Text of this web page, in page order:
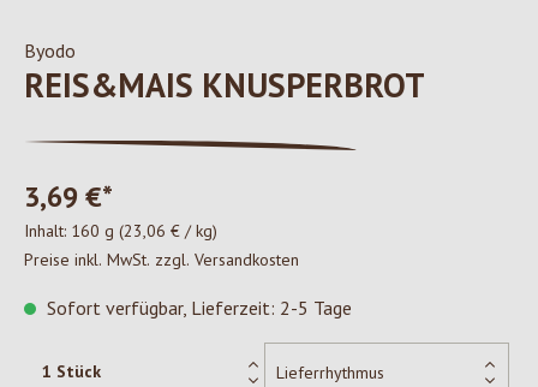
Byodo
REIS&MAIS KNUSPERBROT
3,69 €*
Inhalt: 160 g (23,06 € / kg)
Preise inkl. MwSt. zzgl. Versandkosten
Sofort verfügbar, Lieferzeit: 2-5 Tage